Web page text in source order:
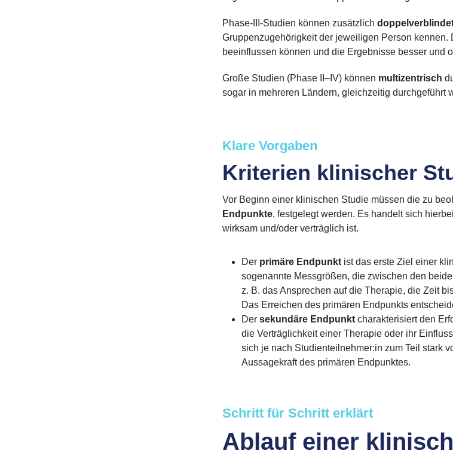
Phase-III-Studien können zusätzlich
Gruppenzugehörigkeit der jeweiligen Person
beeinflussen können und die Ergebnisse besser und
Große Studien (Phase II–IV) können multizentrisch
sogar in mehreren Ländern, gleichzeitig durchgeführt
Klare Vorgaben
Kriterien klinischer
Vor Beginn einer klinischen Studie müssen die zu
Endpunkte, festgelegt werden. Es handelt sich
wirksam und/oder verträglich ist.
Der primäre Endpunkt ist das erste Ziel einer
sogenannte Messgrößen, die zwischen den
z. B. das Ansprechen auf die Therapie, die Zeit
Das Erreichen des primären Endpunkts
Der sekundäre Endpunkt charakterisiert den
die Verträglichkeit einer Therapie oder ihr
sich je nach Studienteilnehmer:in zum Teil stark
Aussagekraft des primären Endpunktes.
Schritt für Schritt erklärt
Ablauf einer